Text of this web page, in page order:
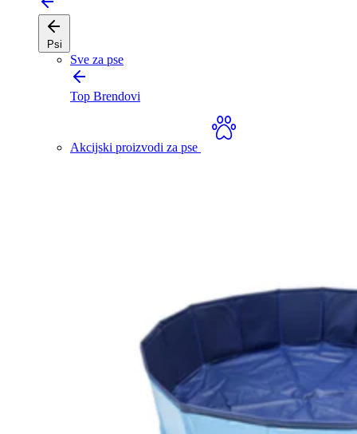
Psi
Sve za pse
Top Brendovi
Akcijski proizvodi za pse